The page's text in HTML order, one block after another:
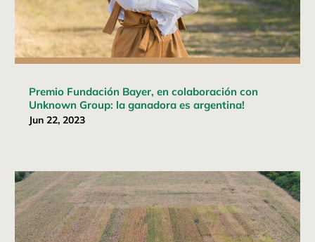
Premio Fundación Bayer, en colaboración con
Unknown Group: la ganadora es argentina!
Jun 22, 2023